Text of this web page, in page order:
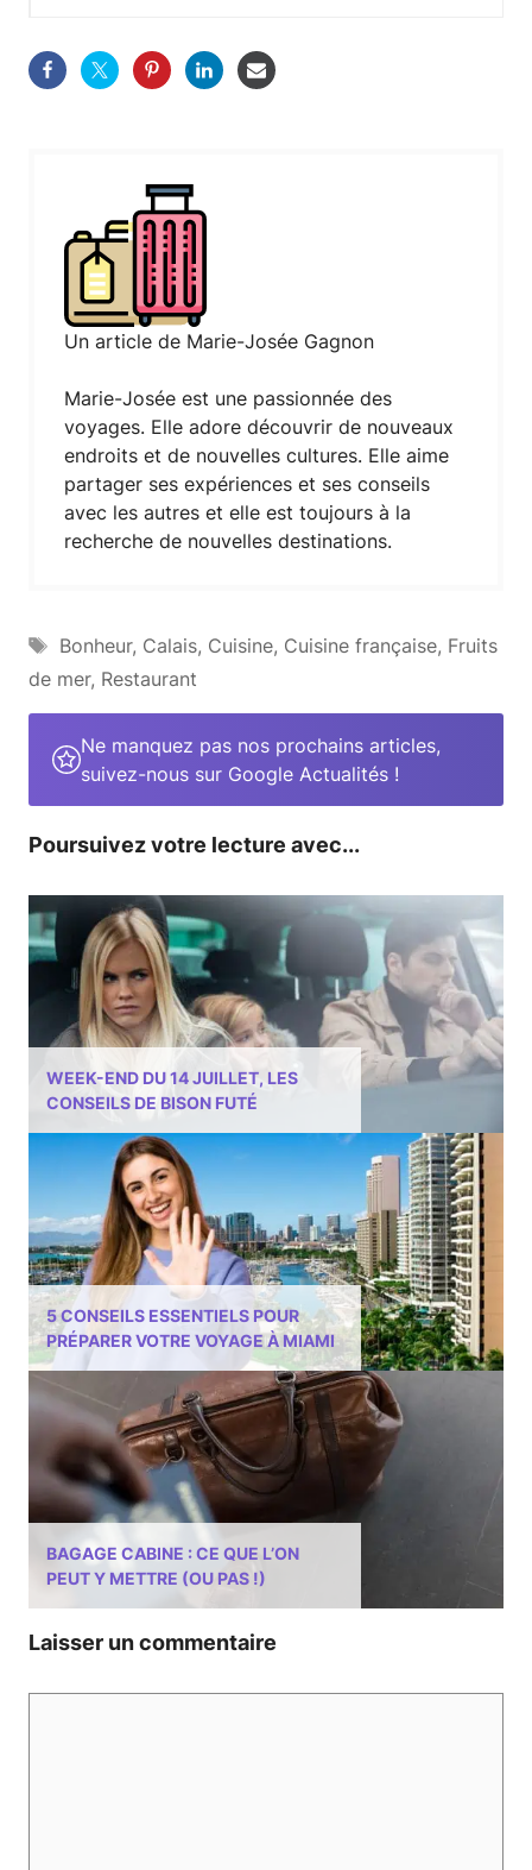
Un article de Marie-Josée Gagnon
Marie-Josée est une passionnée des
voyages. Elle adore découvrir de nouveaux
endroits et de nouvelles cultures. Elle aime
partager ses expériences et ses conseils
avec les autres et elle est toujours à la
recherche de nouvelles destinations.
Étiquettes
Bonheur, Calais, Cuisine, Cuisine française, Fruits
de mer, Restaurant
Ne manquez pas nos prochains articles,
suivez-nous sur Google Actualités !
WEEK-END DU 14 JUILLET, LES
CONSEILS DE BISON FUTÉ
5 CONSEILS ESSENTIELS POUR
PRÉPARER VOTRE VOYAGE À MIAMI
BAGAGE CABINE : CE QUE L’ON
PEUT Y METTRE (OU PAS !)
Poursuivez votre lecture avec...
Laisser un commentaire